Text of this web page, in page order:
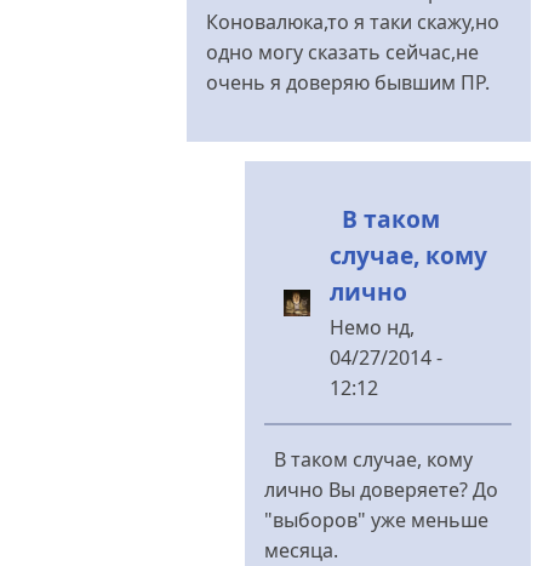
Коновалюка,то я таки скажу,но
одно могу сказать сейчас,не
очень я доверяю бывшим ПР.
В таком
случае, кому
лично
Немо нд,
04/27/2014 -
12:12
У
до
Немо
В таком случае, кому
лично Вы доверяете? До
"выборов" уже меньше
месяца.